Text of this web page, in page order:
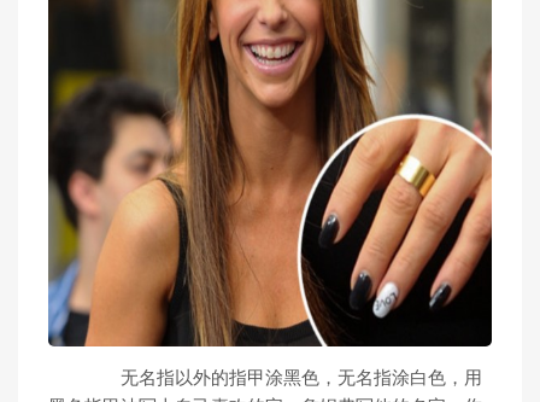
无名指以外的指甲涂黑色，无名指涂白色，用